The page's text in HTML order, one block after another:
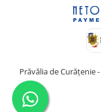
Prăvălia de Curățenie